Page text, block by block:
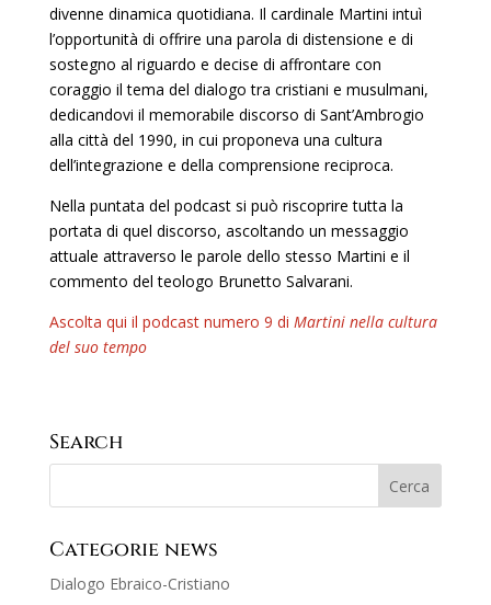
divenne dinamica quotidiana. Il cardinale Martini intuì
l’opportunità di offrire una parola di distensione e di
sostegno al riguardo e decise di affrontare con
coraggio il tema del dialogo tra cristiani e musulmani,
dedicandovi il memorabile discorso di Sant’Ambrogio
alla città del 1990, in cui proponeva una cultura
dell’integrazione e della comprensione reciproca.
Nella puntata del podcast si può riscoprire tutta la
portata di quel discorso, ascoltando un messaggio
attuale attraverso le parole dello stesso Martini e il
commento del teologo Brunetto Salvarani.
Ascolta qui il podcast numero 9 di Martini nella cultura
del suo tempo
Search
Categorie news
Dialogo Ebraico-Cristiano